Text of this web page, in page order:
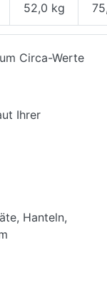
52,0 kg
Circa-Werte
Ihrer
Hanteln,